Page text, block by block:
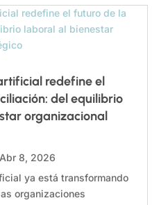
redefine el
del equilibrio
organizacional
Abr 8, 2026
ya está transformando
organizaciones